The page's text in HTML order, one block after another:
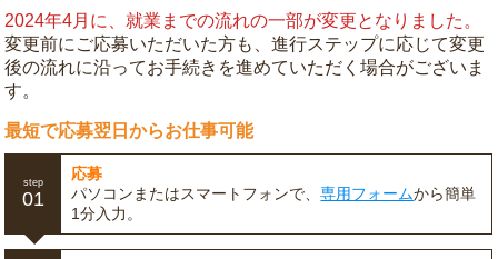
2024年4月に、就業までの流れの一部が変更となりました。
変更前にご応募いただいた方も、進行ステップに応じて変更
後の流れに沿ってお手続きを進めていただく場合がございま
す。
最短で応募翌日からお仕事可能
step
01
応募
パソコンまたはスマートフォンで、専用フォームから簡単
1分入力。